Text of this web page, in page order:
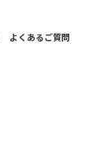
よくあるご質問